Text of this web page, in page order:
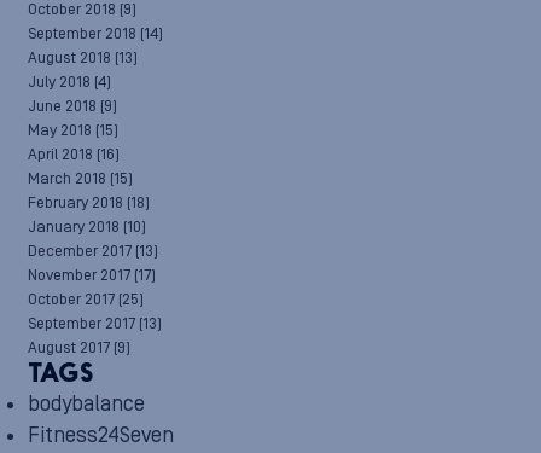
October 2018 (9)
September 2018 (14)
August 2018 (13)
July 2018 (4)
June 2018 (9)
May 2018 (15)
April 2018 (16)
March 2018 (15)
February 2018 (18)
January 2018 (10)
December 2017 (13)
November 2017 (17)
October 2017 (25)
September 2017 (13)
August 2017 (9)
TAGS
bodybalance
Fitness24Seven